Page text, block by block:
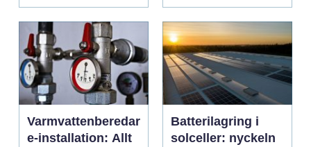
Varmvattenberedar
e-installation: Allt
Batterilagring i
solceller: nyckeln